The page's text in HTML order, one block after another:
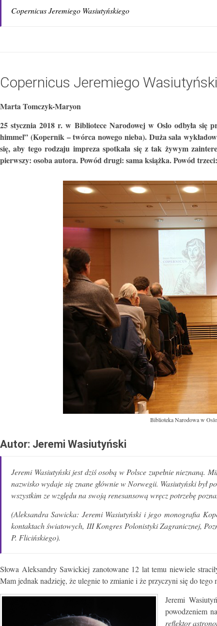
Copernicus Jeremiego Wasiutyńskiego
Copernicus Jeremiego
Marta Tomczyk-Maryon
25 stycznia 2018 r. w Bibliotece Narodowej w Oslo odbyła się
himmel” (Kopernik – twórca nowego nieba). Duża sala
się, aby tego rodzaju impreza spotkała się z tak żywym
pierwszy: osoba autora. Powód drugi: sama książka. Powód
Biblioteka Narodowa w
Autor: Jeremi Wasiutyński
Jeremi Wasiutyński jest dziś osobą w Polsce zupełnie nieznaną.
nazwisko wydaje się znane głównie w Norwegii. Wasiutyński był
wszystkim ze względu na swoją renesansową wręcz potrzebę
(Aleksandra Sawicka: Jeremi Wasiutyński i jego monografia
kontaktach światowych, III Kongres Polonistyki Zagranicznej,
P. Flicińskiego).
Słowa Aleksandry Sawickiej zanotowane 12 lat temu niewiele
Mam jednak nadzieję, że ulegnie to zmianie i że przyczyni się do tego
Jeremi
powodzeniem
reflektor